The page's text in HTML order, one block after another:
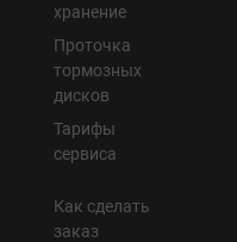
хранение
Проточка
тормозных
дисков
Тарифы
сервиса
Как сделать
заказ